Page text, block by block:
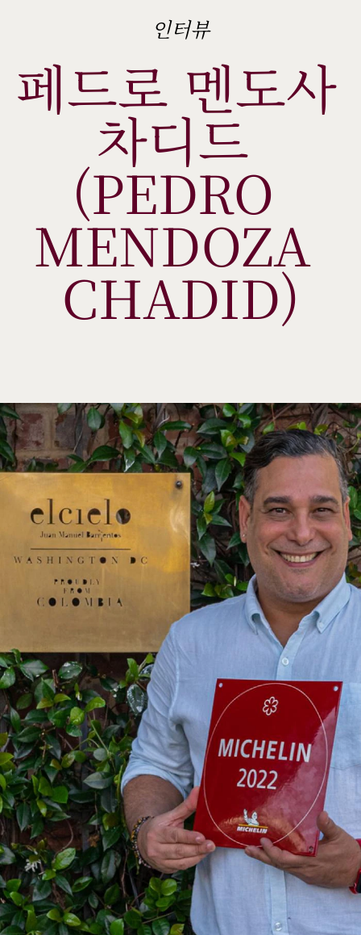
인터뷰
페드로 멘도사
차디드
(PEDRO
MENDOZA
CHADID)